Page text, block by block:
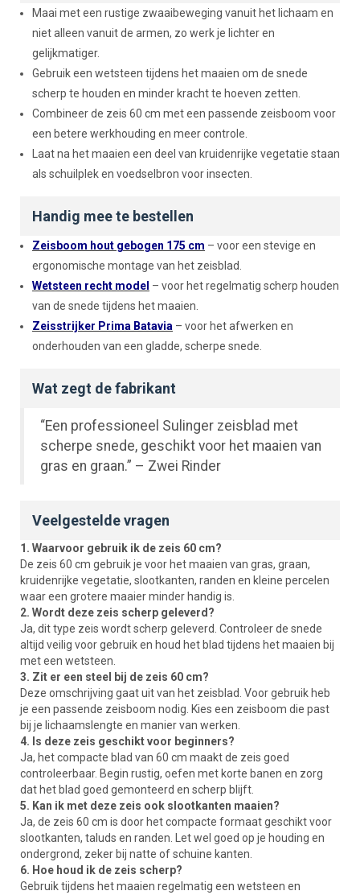
Maai met een rustige zwaaibeweging vanuit het lichaam en
niet alleen vanuit de armen, zo werk je lichter en
gelijkmatiger.
Gebruik een wetsteen tijdens het maaien om de snede
scherp te houden en minder kracht te hoeven zetten.
Combineer de zeis 60 cm met een passende zeisboom voor
een betere werkhouding en meer controle.
Laat na het maaien een deel van kruidenrijke vegetatie staan
als schuilplek en voedselbron voor insecten.
Handig mee te bestellen
Zeisboom hout gebogen 175 cm – voor een stevige en
ergonomische montage van het zeisblad.
Wetsteen recht model – voor het regelmatig scherp houden
van de snede tijdens het maaien.
Zeisstrijker Prima Batavia – voor het afwerken en
onderhouden van een gladde, scherpe snede.
Wat zegt de fabrikant
“Een professioneel Sulinger zeisblad met
scherpe snede, geschikt voor het maaien van
gras en graan.” – Zwei Rinder
Veelgestelde vragen
1. Waarvoor gebruik ik de zeis 60 cm?
De zeis 60 cm gebruik je voor het maaien van gras, graan,
kruidenrijke vegetatie, slootkanten, randen en kleine percelen
waar een grotere maaier minder handig is.
2. Wordt deze zeis scherp geleverd?
Ja, dit type zeis wordt scherp geleverd. Controleer de snede
altijd veilig voor gebruik en houd het blad tijdens het maaien bij
met een wetsteen.
3. Zit er een steel bij de zeis 60 cm?
Deze omschrijving gaat uit van het zeisblad. Voor gebruik heb
je een passende zeisboom nodig. Kies een zeisboom die past
bij je lichaamslengte en manier van werken.
4. Is deze zeis geschikt voor beginners?
Ja, het compacte blad van 60 cm maakt de zeis goed
controleerbaar. Begin rustig, oefen met korte banen en zorg
dat het blad goed gemonteerd en scherp blijft.
5. Kan ik met deze zeis ook slootkanten maaien?
Ja, de zeis 60 cm is door het compacte formaat geschikt voor
slootkanten, taluds en randen. Let wel goed op je houding en
ondergrond, zeker bij natte of schuine kanten.
6. Hoe houd ik de zeis scherp?
Gebruik tijdens het maaien regelmatig een wetsteen en